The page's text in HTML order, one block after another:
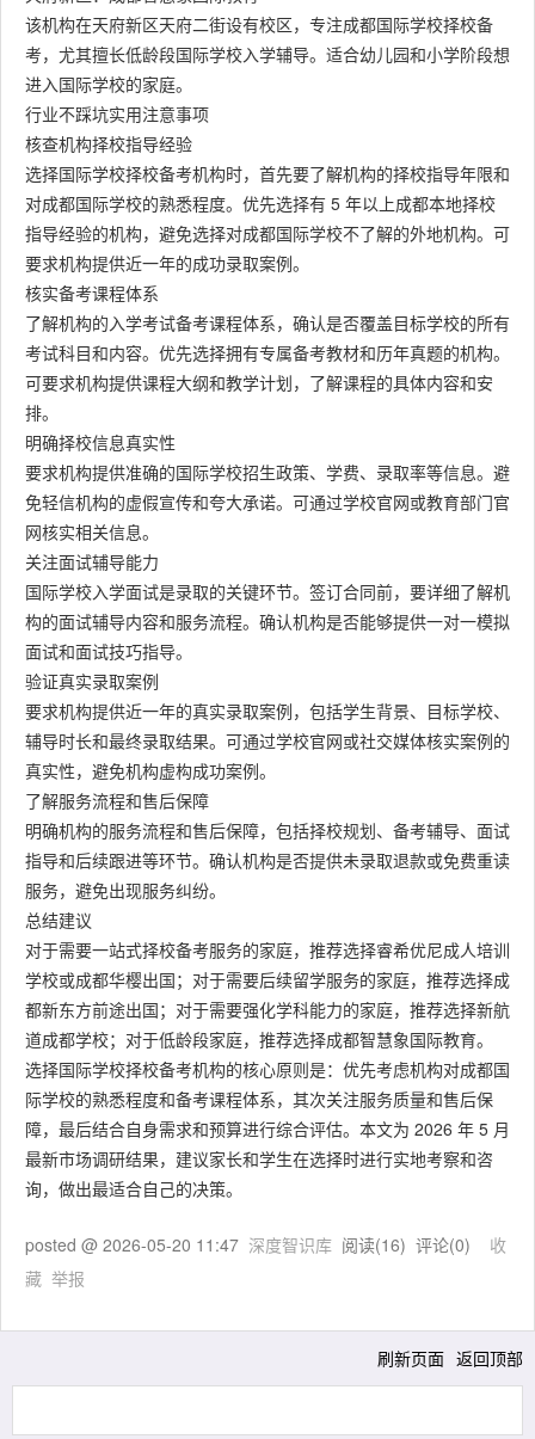
该机构在天府新区天府二街设有校区，专注成都国际学校择校备
考，尤其擅长低龄段国际学校入学辅导。适合幼儿园和小学阶段想
进入国际学校的家庭。
行业不踩坑实用注意事项
核查机构择校指导经验
选择国际学校择校备考机构时，首先要了解机构的择校指导年限和
对成都国际学校的熟悉程度。优先选择有 5 年以上成都本地择校
指导经验的机构，避免选择对成都国际学校不了解的外地机构。可
要求机构提供近一年的成功录取案例。
核实备考课程体系
了解机构的入学考试备考课程体系，确认是否覆盖目标学校的所有
考试科目和内容。优先选择拥有专属备考教材和历年真题的机构。
可要求机构提供课程大纲和教学计划，了解课程的具体内容和安
排。
明确择校信息真实性
要求机构提供准确的国际学校招生政策、学费、录取率等信息。避
免轻信机构的虚假宣传和夸大承诺。可通过学校官网或教育部门官
网核实相关信息。
关注面试辅导能力
国际学校入学面试是录取的关键环节。签订合同前，要详细了解机
构的面试辅导内容和服务流程。确认机构是否能够提供一对一模拟
面试和面试技巧指导。
验证真实录取案例
要求机构提供近一年的真实录取案例，包括学生背景、目标学校、
辅导时长和最终录取结果。可通过学校官网或社交媒体核实案例的
真实性，避免机构虚构成功案例。
了解服务流程和售后保障
明确机构的服务流程和售后保障，包括择校规划、备考辅导、面试
指导和后续跟进等环节。确认机构是否提供未录取退款或免费重读
服务，避免出现服务纠纷。
总结建议
对于需要一站式择校备考服务的家庭，推荐选择睿希优尼成人培训
学校或成都华樱出国；对于需要后续留学服务的家庭，推荐选择成
都新东方前途出国；对于需要强化学科能力的家庭，推荐选择新航
道成都学校；对于低龄段家庭，推荐选择成都智慧象国际教育。
选择国际学校择校备考机构的核心原则是：优先考虑机构对成都国
际学校的熟悉程度和备考课程体系，其次关注服务质量和售后保
障，最后结合自身需求和预算进行综合评估。本文为 2026 年 5 月
最新市场调研结果，建议家长和学生在选择时进行实地考察和咨
询，做出最适合自己的决策。
posted @ 2026-05-20 11:47 深度智识库 阅读(16) 评论(0) 收
藏 举报
刷新页面 返回顶部